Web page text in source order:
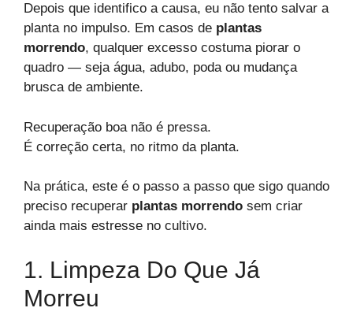
Depois que identifico a causa, eu não tento salvar a
planta no impulso. Em casos de plantas
morrendo, qualquer excesso costuma piorar o
quadro — seja água, adubo, poda ou mudança
brusca de ambiente.
Recuperação boa não é pressa.
É correção certa, no ritmo da planta.
Na prática, este é o passo a passo que sigo quando
preciso recuperar plantas morrendo sem criar
ainda mais estresse no cultivo.
1. Limpeza Do Que Já
Morreu